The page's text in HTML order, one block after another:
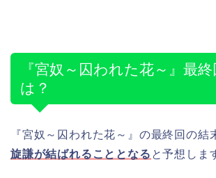
『宮奴～囚われた花～』最
は？
『宮奴～囚われた花～』の最終回の結
旋謙が結ばれることとなる と予想しま